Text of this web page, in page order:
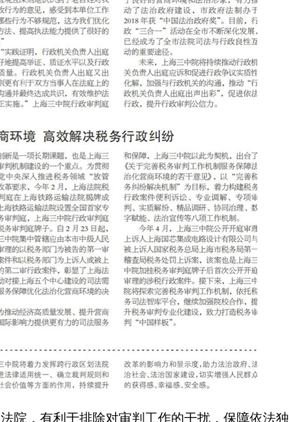
院，有利于排除对审判工作的干扰，保障依法独